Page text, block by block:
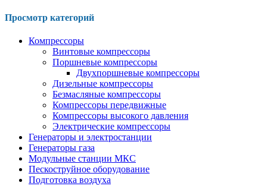
Просмотр категорий
Компрессоры
Винтовые компрессоры
Поршневые компрессоры
Двухпоршневые компрессоры
Дизельные компрессоры
Безмасляные компрессоры
Компрессоры передвижные
Компрессоры высокого давления
Электрические компрессоры
Генераторы и электростанции
Генераторы газа
Модульные станции МКС
Пескоструйное оборудование
Подготовка воздуха